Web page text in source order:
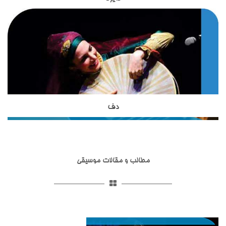
خود را در زمینه موسیقی گذرانده اند و با بیش از 18 سال سابقه
حساب می آیند.استاد مظاهری از شاگردان آقای ظریف بوده واز
بهترین شاگردان ایشان محسوب می شوند. استاد شاکری از دیگر
اساتید آموزشگاه موسیقی تاج بخش برای تدریس ساز تار و سه تار
به هنرجویان هستند. ساز تخصصی ایشان تار و سه تار است و
تحصیلات خود را در زمینه موسیقی ایرانی،آموزش موسیقی به
کودکان و گرافیک دنبال نموده اند.
ساز دایره یکی از ساز های کوبه ای اصیل ایرانی است که در
آموزشگاه موسیقی تاج بخش تدریس می شود.این ساز بسیار شبیه
شود با دف تفاوت هایی دارد.دایره از دف کوچکتر است و تعداد زنجیر
هایی که به آن وصل شده است از دف بسیار کمتر است. نواختن ساز
دایره در کشورهای آسیایی نظیر ایران, افغانستان , تاجیکستان و ...
ساز دف یکی از ساز های کوبه ای در موسیقی ایرانی است که از
مختلفی ساخته شده اند.ساز دف از ساز های کوبه ای با قدمت ایرانی
اصلی مجالس عیش و طرب و محافل اهل ذوق و عرفان و مجالس
صدایی بم تر است. استاد حدادی مدرس ساز دف در آموزشگاه
دف
صداسازی و آواز پاپ یکی از خدمات آموزشگاه موسیقی تاج بخش
صداسازی و آواز پاپ
مطالب و مقالات موسیقی